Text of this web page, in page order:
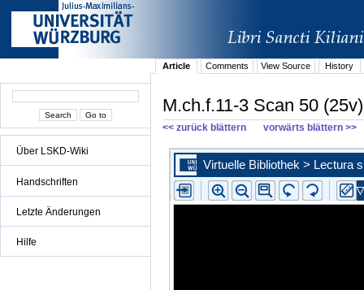
Über LSKD-Wiki
Handschriften
Letzte Änderungen
Hilfe
Article Comments View Source History
M.ch.f.11-3 Scan 50 (25v)
<< zurück blättern vorwärts blättern >>